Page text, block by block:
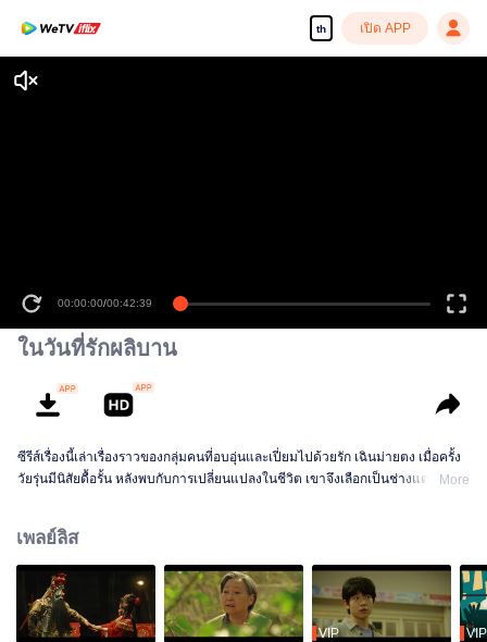
th เปิด APP
00:00:00/00:42:39
ในวันที่รักผลิบาน
ซีรีส์เรื่องนี้เล่าเรื่องราวของกลุ่มคนที่อบอุ่นและเปี่ยมไปด้วยรัก เฉินม่ายตง เมื่อครั้ง
วัยรุ่นมีนิสัยดื้อรั้น หลังพบกับการเปลี่ยนแปลงในชีวิต เขาจึงเลือกเป็นช่างแต่งหน้า
เดี่ยวทั้งกายใจ และเซลล์เครื่องมือแพทย์ผู้บกพร่องทางร่างกายแต่กล้าหาญ ทั้งสอง
ค่อยๆ เข้าใจและเคารพซึ่งกันและกัน รักษา "ความไม่สมบูรณ์แบบ" ของกันและกัน
ด้วยรัก
More
เพลย์ลิส
VIP VIP